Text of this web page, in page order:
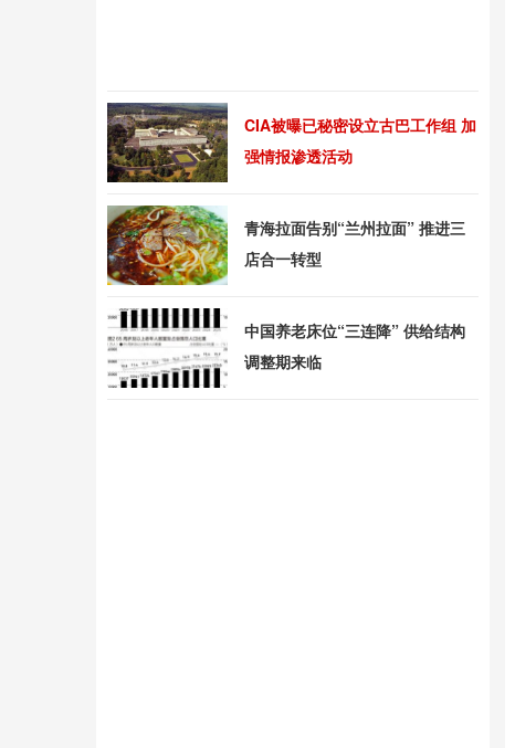
CIA被曝已秘密设立古巴工作组 加
强情报渗透活动
青海拉面告别“兰州拉面” 推进三
店合一转型
中国养老床位“三连降” 供给结构
调整期来临